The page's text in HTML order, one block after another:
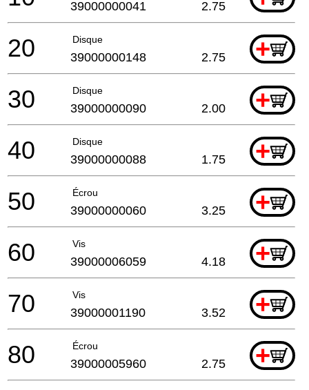
39000000041 2.75
Disque +
20 39000000148 2.75
Disque +
30 39000000090 2.00
Disque +
40 39000000088 1.75
Écrou +
50 39000000060 3.25
Vis +
60 39000006059 4.18
Vis +
70 39000001190 3.52
Écrou +
80 39000005960 2.75